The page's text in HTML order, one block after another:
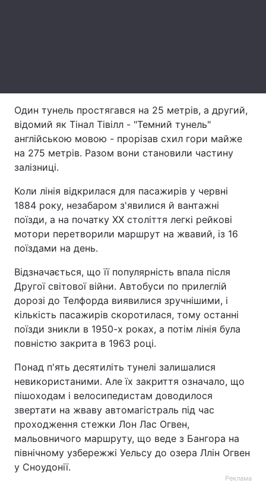
Тема оформлення
Один тунель простягався на 25 метрів, а другий,
відомий як Тінал Тівілл - "Темний тунель"
англійською мовою - прорізав схил гори майже
на 275 метрів. Разом вони становили частину
залізниці.
Коли лінія відкрилася для пасажирів у червні
1884 року, незабаром з'явилися й вантажні
поїзди, а на початку XX століття легкі рейкові
мотори перетворили маршрут на жвавий, із 16
поїздами на день.
Відзначається, що її популярність впала після
Другої світової війни. Автобуси по прилеглій
дорозі до Телфорда виявилися зручнішими, і
кількість пасажирів скоротилася, тому останні
поїзди зникли в 1950-х роках, а потім лінія була
повністю закрита в 1963 році.
Понад п'ять десятиліть тунелі залишалися
невикористаними. Але їх закриття означало, що
пішоходам і велосипедистам доводилося
звертати на жваву автомагістраль під час
проходження стежки Лон Лас Огвен,
мальовничого маршруту, що веде з Бангора на
північному узбережжі Уельсу до озера Ллін Огвен
у Сноудонії.
Реклама